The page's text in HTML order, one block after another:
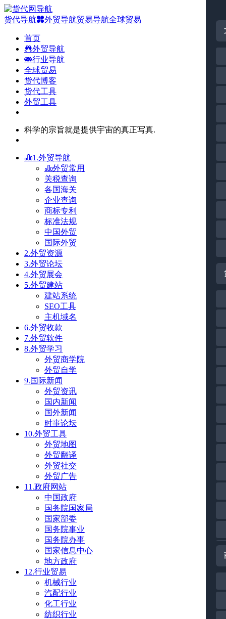
货代导航 外贸导航贸易导航全球贸易
首页
外贸导航
行业导航
全球贸易
货代博客
货代工具
外贸工具
科学的宗旨就是提供宇宙的真正写真.
1.外贸导航
外贸常用
关税查询
各国海关
企业查询
商标专利
标准法规
中国外贸
国际外贸
2.外贸资源
3.外贸论坛
4.外贸展会
5.外贸建站
建站系统
SEO工具
主机域名
6.外贸收款
7.外贸软件
8.外贸学习
外贸商学院
外贸自学
9.国际新闻
外贸资讯
国内新闻
国外新闻
时事论坛
10.外贸工具
外贸地图
外贸翻译
外贸社交
外贸广告
11.政府网站
中国政府
国务院国家局
国家部委
国务院事业
国务院办事
国家信息中心
地方政府
12.行业贸易
机械行业
汽配行业
化工行业
纺织行业